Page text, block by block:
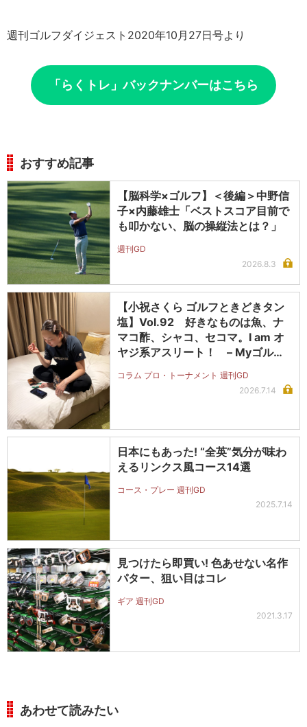
週刊ゴルフダイジェスト2020年10月27日号より
「らくトレ」バックナンバーはこちら
おすすめ記事
【脳科学×ゴルフ】＜後編＞中野信
子×内藤雄士「ベストスコア目前で
も叩かない、脳の操縦法とは？」
週刊GD
2026.8.3
【小祝さくら ゴルフときどきタン
塩】Vol.92 好きなものは魚、ナ
マコ酢、シャコ、セコマ。I am オ
ヤジ系アスリート！ – Myゴルフ
コラム プロ・トーナメント 週刊GD
2026.7.14
日本にもあった! “全英”気分が味わ
えるリンクス風コース14選
コース・プレー 週刊GD
2025.7.14
見つけたら即買い! 色あせない名作
パター、狙い目はコレ
ギア 週刊GD
2021.3.17
あわせて読みたい